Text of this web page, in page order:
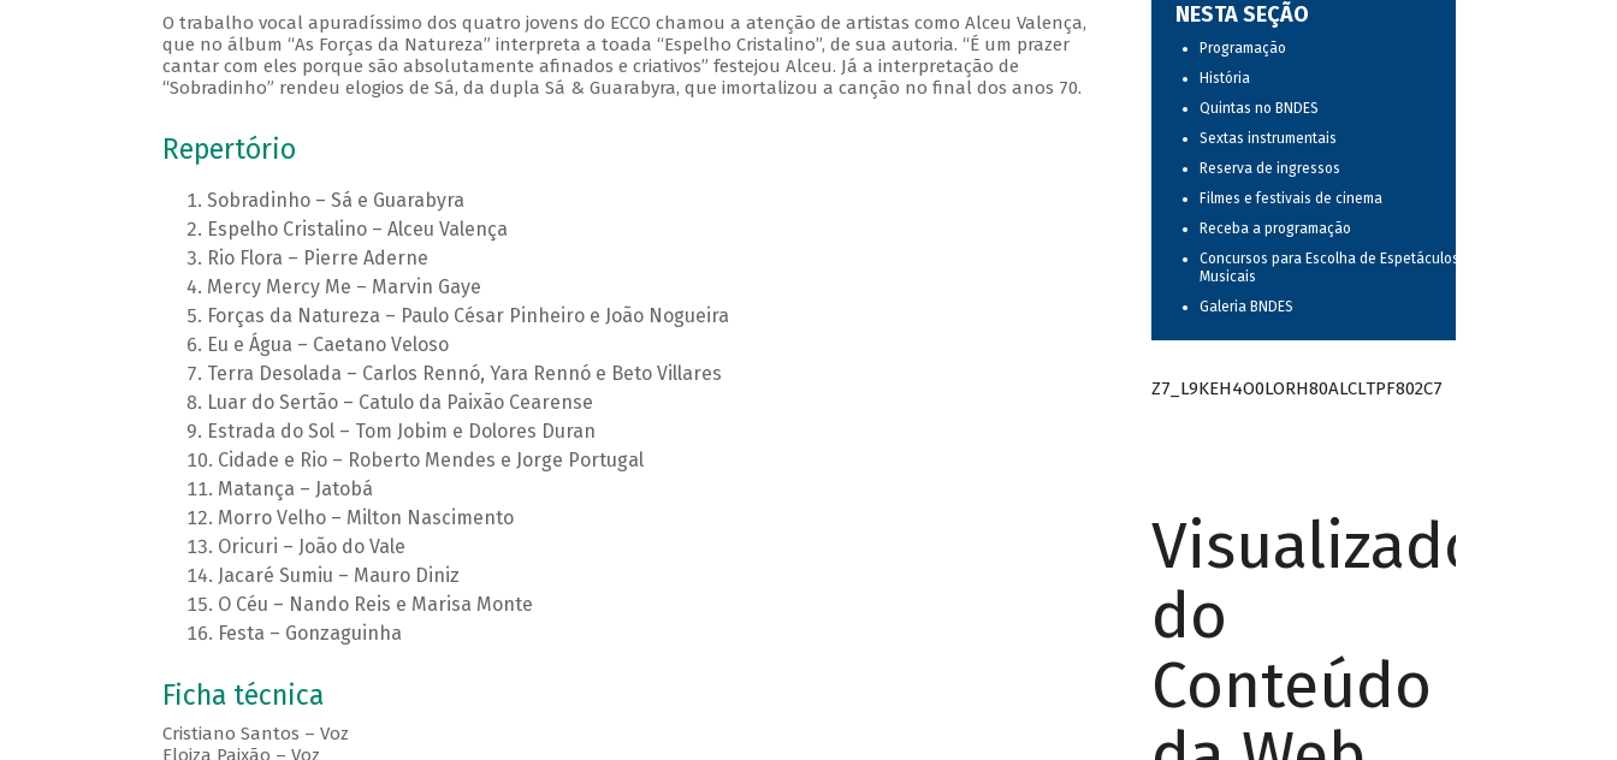
O trabalho vocal apuradíssimo dos quatro jovens do ECCO chamou a atenção de artistas como Alceu Valença,
que no álbum “As Forças da Natureza” interpreta a toada “Espelho Cristalino”, de sua autoria. “É um prazer
cantar com eles porque são absolutamente afinados e criativos” festejou Alceu. Já a interpretação de
“Sobradinho” rendeu elogios de Sá, da dupla Sá & Guarabyra, que imortalizou a canção no final dos anos 70.
Repertório
Sobradinho – Sá e Guarabyra
Espelho Cristalino – Alceu Valença
Rio Flora – Pierre Aderne
Mercy Mercy Me – Marvin Gaye
Forças da Natureza – Paulo César Pinheiro e João Nogueira
Eu e Água – Caetano Veloso
Terra Desolada – Carlos Rennó, Yara Rennó e Beto Villares
Luar do Sertão – Catulo da Paixão Cearense
Estrada do Sol – Tom Jobim e Dolores Duran
Cidade e Rio – Roberto Mendes e Jorge Portugal
Matança – Jatobá
Morro Velho – Milton Nascimento
Oricuri – João do Vale
Jacaré Sumiu – Mauro Diniz
O Céu – Nando Reis e Marisa Monte
Festa – Gonzaguinha
Ficha técnica
Cristiano Santos – Voz
NESTA SEÇÃO
Programação
História
Quintas no BNDES
Sextas instrumentais
Reserva de ingressos
Filmes e festivais de cinema
Receba a programação
Concursos para Escolha de Espetáculos
Musicais
Galeria BNDES
Z7_L9KEH4O0LORH80ALCLTPF802C7
Visualizador
do
Conteúdo